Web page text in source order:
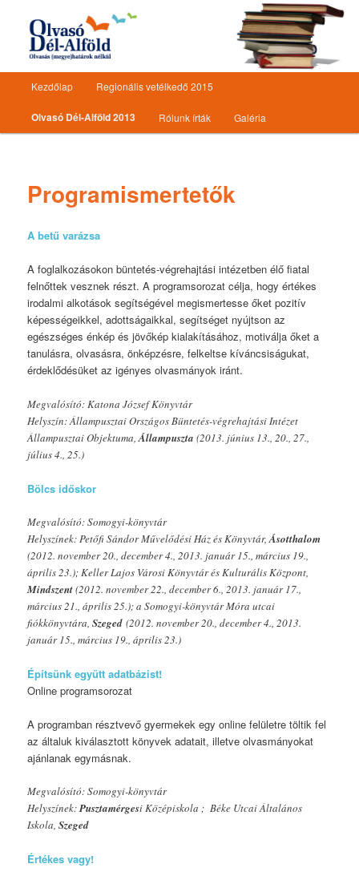
Olvasó Dél-Alföld
Tovább az elsődleges tartalomra
Tovább a másodlagos tartalomra
Kezdőlap Regionális vetélkedő 2015
Olvasó Dél-Alföld 2013 Rólunk írták Galéria
Programismertetők
A betű varázsa
A foglalkozásokon büntetés-végrehajtási intézetben élő fiatal
felnőttek vesznek részt. A programsorozat célja, hogy értékes
irodalmi alkotások segítségével megismertesse őket pozitív
képességeikkel, adottságaikkal, segítséget nyújtson az
egészséges énkép és jövőkép kialakításához, motiválja őket a
tanulásra, olvasásra, önképzésre, felkeltse kíváncsiságukat,
érdeklődésüket az igényes olvasmányok iránt.
Megvalósító: Katona József Könyvtár
Helyszín: Állampusztai Országos Büntetés-végrehajtási Intézet
Állampusztai Objektuma,Állampuszta (2013. június 13., 20., 27.,
július 4., 25.)
Bölcs időskor
Megvalósító: Somogyi-könyvtár
Helyszínek: Petőfi Sándor Művelődési Ház és Könyvtár,Ásotthalom
(2012. november 20., december 4., 2013. január 15., március 19.,
április 23.); Keller Lajos Városi Könyvtár és Kulturális Központ,
Mindszent(2012. november 22., december 6., 2013. január 17.,
március 21., április 25.); a Somogyi-könyvtár Móra utcai
fiókkönyvtára,Szeged(2012. november 20., december 4., 2013.
január 15., március 19., április 23.)
Építsünk együtt adatbázist!
Online programsorozat
A programban résztvevő gyermekek egy online felületre töltik fel
az általuk kiválasztott könyvek adatait, illetve olvasmányokat
ajánlanak egymásnak.
Megvalósító: Somogyi-könyvtár
Helyszínek:Pusztamérgesi Középiskola ; Béke Utcai Általános
Iskola,Szeged
Értékes vagy!